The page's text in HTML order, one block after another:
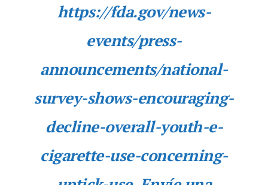
últimas noticias
Suscríbete a nuestro boletín diario y
recibe todas las noticias del vapeo y la
reducción de daños en tu correo
electrónico.
Subscribe to our daily clipping and
tobacco harm reduction in your email.
SUBSCRIBIRSE
https://fda.gov/news-
events/press-
announcements/national-
survey-shows-encouraging-
decline-overall-youth-e-
cigarette-use-concerning-